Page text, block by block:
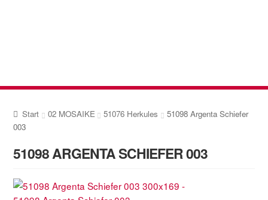
Start 02 MOSAIKE 51076 Herkules
51098 Argenta Schiefer
003
51098 ARGENTA SCHIEFER 003